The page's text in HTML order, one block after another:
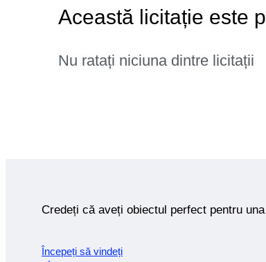
Această licitație este
Nu ratați niciuna dintre licitații
Credeți că aveți obiectul perfect pentru
Începeți să vindeți